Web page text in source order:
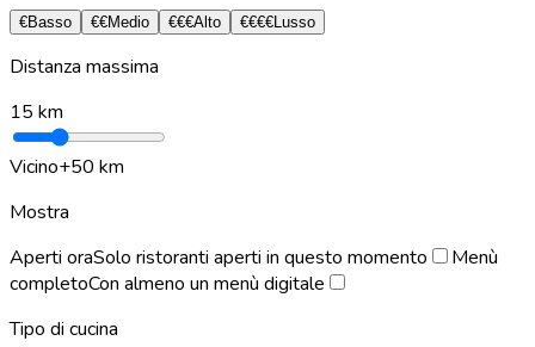
€Basso €€Medio €€€Alto €€€€Lusso
Distanza massima
15 km
Vicino+50 km
Mostra
Aperti oraSolo ristoranti aperti in questo momento
Menù
completoCon almeno un menù digitale
Tipo di cucina